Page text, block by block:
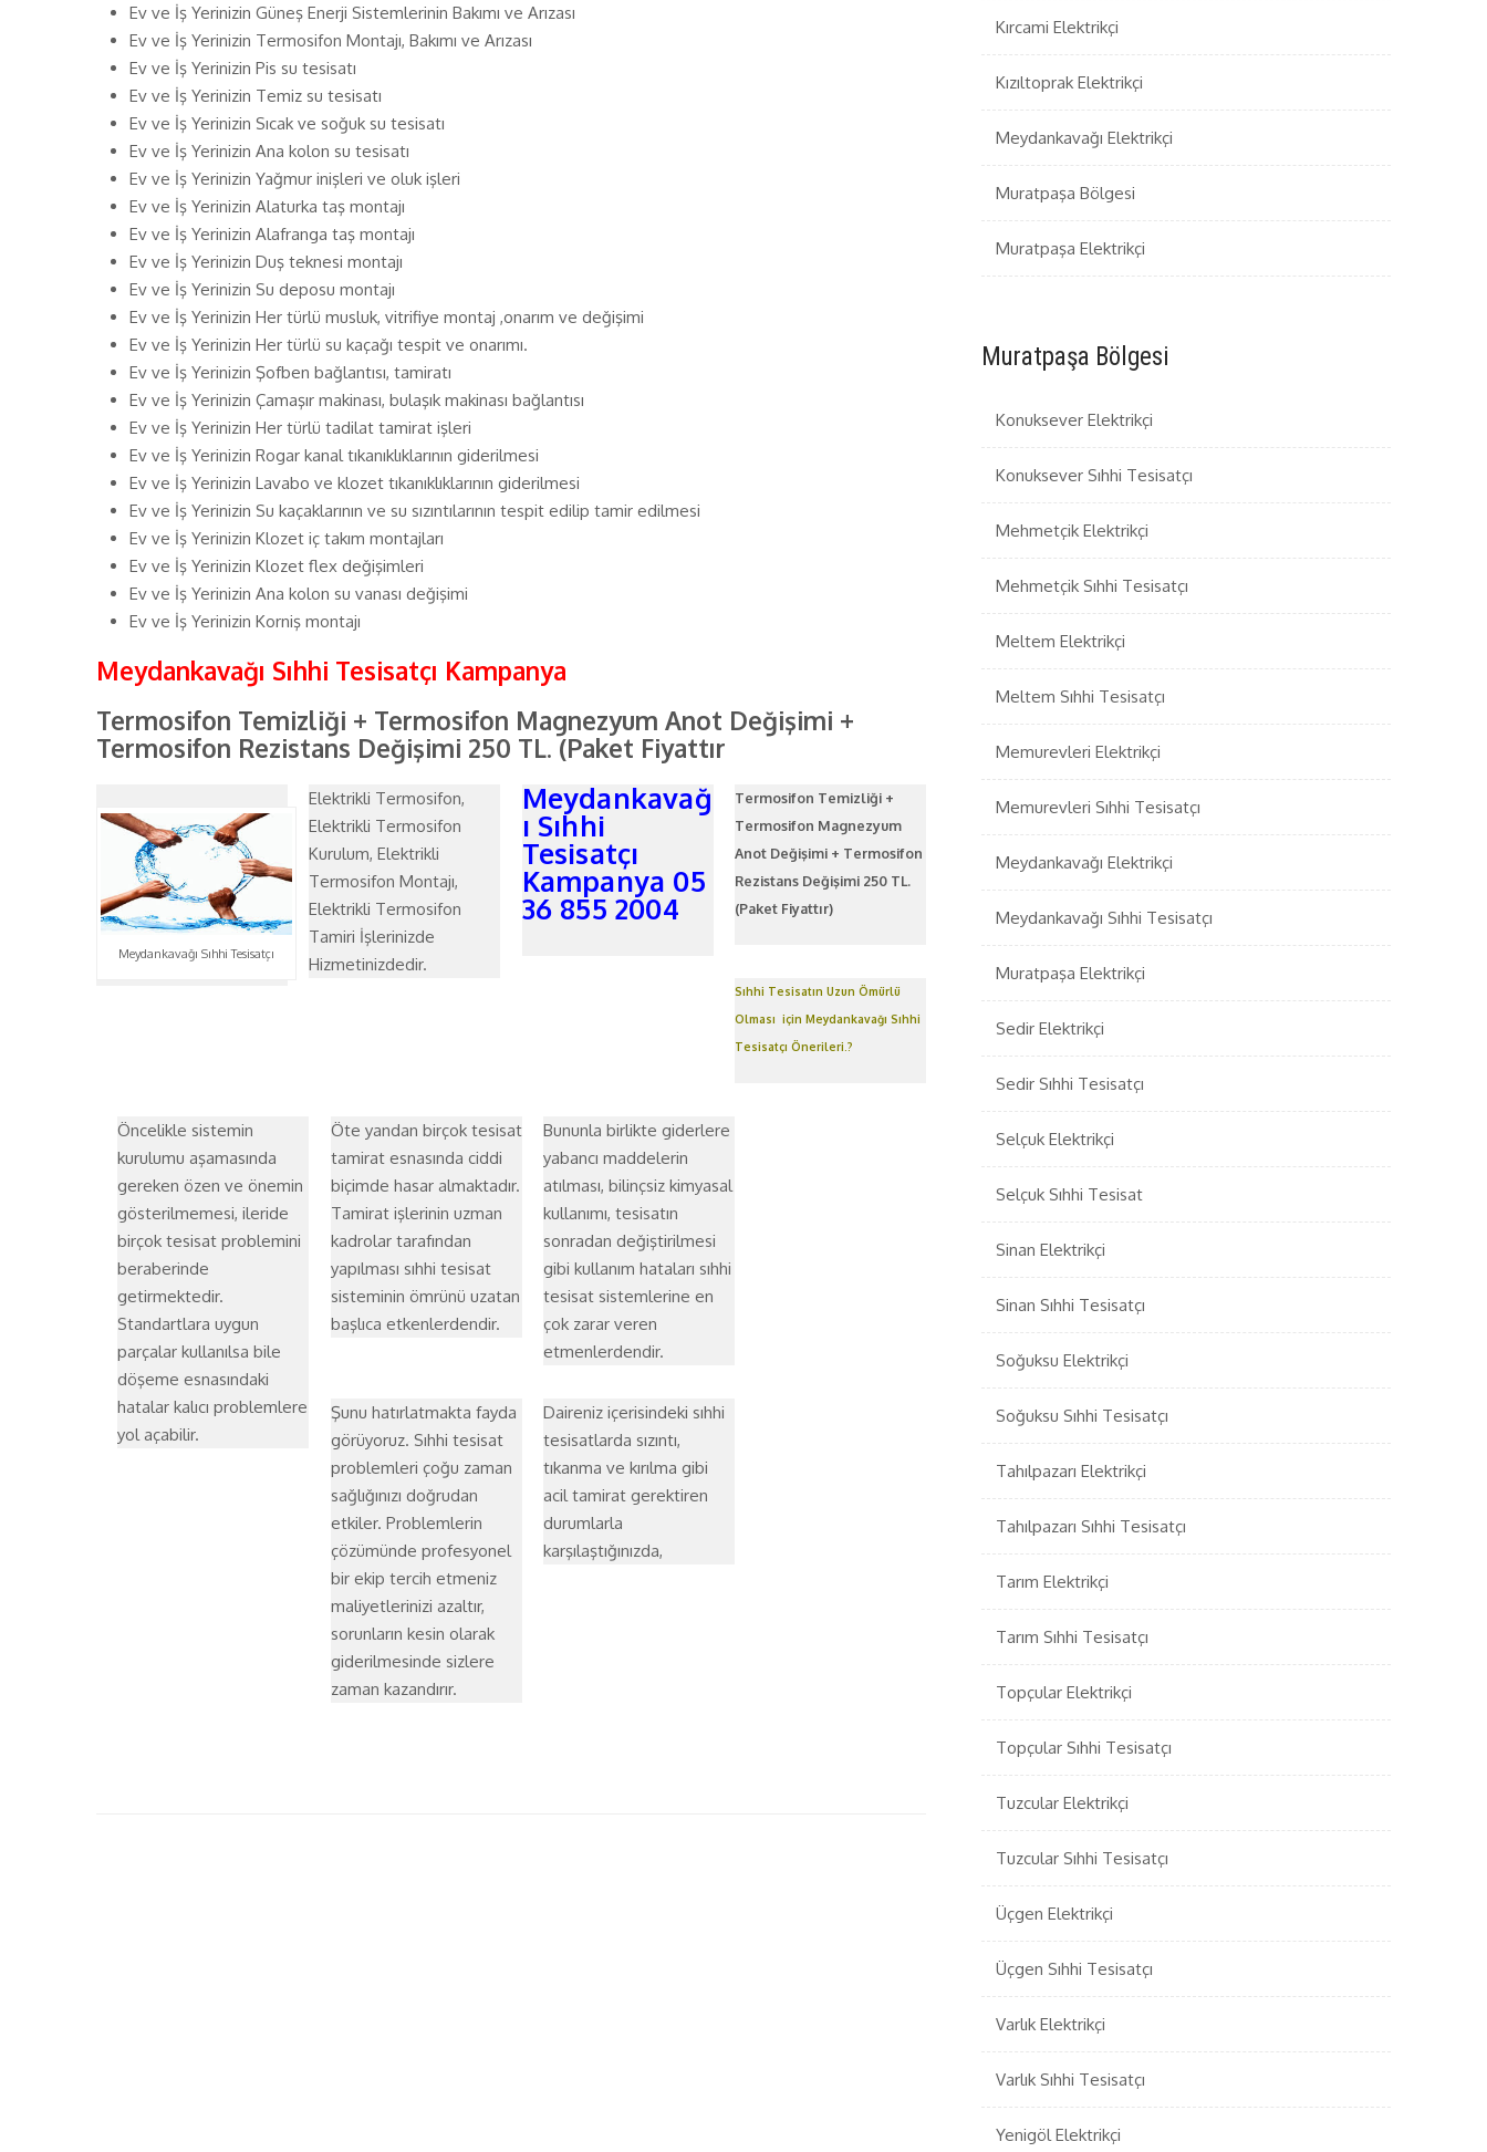
Ev ve İş Yerinizin Güneş Enerji Sistemlerinin Bakımı ve Arızası
Ev ve İş Yerinizin Termosifon Montajı, Bakımı ve Arızası
Ev ve İş Yerinizin Pis su tesisatı
Ev ve İş Yerinizin Temiz su tesisatı
Ev ve İş Yerinizin Sıcak ve soğuk su tesisatı
Ev ve İş Yerinizin Ana kolon su tesisatı
Ev ve İş Yerinizin Yağmur inişleri ve oluk işleri
Ev ve İş Yerinizin Alaturka taş montajı
Ev ve İş Yerinizin Alafranga taş montajı
Ev ve İş Yerinizin Duş teknesi montajı
Ev ve İş Yerinizin Su deposu montajı
Ev ve İş Yerinizin Her türlü musluk, vitrifiye montaj ,onarım ve değişimi
Ev ve İş Yerinizin Her türlü su kaçağı tespit ve onarımı.
Ev ve İş Yerinizin Şofben bağlantısı, tamiratı
Ev ve İş Yerinizin Çamaşır makinası, bulaşık makinası bağlantısı
Ev ve İş Yerinizin Her türlü tadilat tamirat işleri
Ev ve İş Yerinizin Rogar kanal tıkanıklıklarının giderilmesi
Ev ve İş Yerinizin Lavabo ve klozet tıkanıklıklarının giderilmesi
Ev ve İş Yerinizin Su kaçaklarının ve su sızıntılarının tespit edilip tamir edilmesi
Ev ve İş Yerinizin Klozet iç takım montajları
Ev ve İş Yerinizin Klozet flex değişimleri
Ev ve İş Yerinizin Ana kolon su vanası değişimi
Ev ve İş Yerinizin Korniş montajı
Meydankavağı Sıhhi Tesisatçı Kampanya
Termosifon Temizliği + Termosifon Magnezyum Anot Değişimi +
Termosifon Rezistans Değişimi 250 TL. (Paket Fiyattır
Meydankavağı Sıhhi Tesisatçı
Elektrikli Termosifon,
Elektrikli Termosifon
Kurulum, Elektrikli
Termosifon Montajı,
Elektrikli Termosifon
Tamiri İşlerinizde
Hizmetinizdedir.
Meydankavağ
ı Sıhhi
Tesisatçı
Kampanya 05
36 855 2004
Termosifon Temizliği +
Termosifon Magnezyum
Anot Değişimi + Termosifon
Rezistans Değişimi 250 TL.
(Paket Fiyattır)
Sıhhi Tesisatın Uzun Ömürlü
Olması için Meydankavağı Sıhhi
Tesisatçı Önerileri.?
Öncelikle sistemin
kurulumu aşamasında
gereken özen ve önemin
gösterilmemesi, ileride
birçok tesisat problemini
beraberinde
getirmektedir.
Standartlara uygun
parçalar kullanılsa bile
döşeme esnasındaki
hatalar kalıcı problemlere
yol açabilir.
Öte yandan birçok tesisat
tamirat esnasında ciddi
biçimde hasar almaktadır.
Tamirat işlerinin uzman
kadrolar tarafından
yapılması sıhhi tesisat
sisteminin ömrünü uzatan
başlıca etkenlerdendir.
Bununla birlikte giderlere
yabancı maddelerin
atılması, bilinçsiz kimyasal
kullanımı, tesisatın
sonradan değiştirilmesi
gibi kullanım hataları sıhhi
tesisat sistemlerine en
çok zarar veren
etmenlerdendir.
Şunu hatırlatmakta fayda
görüyoruz. Sıhhi tesisat
problemleri çoğu zaman
sağlığınızı doğrudan
etkiler. Problemlerin
çözümünde profesyonel
bir ekip tercih etmeniz
maliyetlerinizi azaltır,
sorunların kesin olarak
giderilmesinde sizlere
zaman kazandırır.
Daireniz içerisindeki sıhhi
tesisatlarda sızıntı,
tıkanma ve kırılma gibi
acil tamirat gerektiren
durumlarla
karşılaştığınızda,
Kırcami Elektrikçi
Kızıltoprak Elektrikçi
Meydankavağı Elektrikçi
Muratpaşa Bölgesi
Muratpaşa Elektrikçi
Muratpaşa Bölgesi
Konuksever Elektrikçi
Konuksever Sıhhi Tesisatçı
Mehmetçik Elektrikçi
Mehmetçik Sıhhi Tesisatçı
Meltem Elektrikçi
Meltem Sıhhi Tesisatçı
Memurevleri Elektrikçi
Memurevleri Sıhhi Tesisatçı
Meydankavağı Elektrikçi
Meydankavağı Sıhhi Tesisatçı
Muratpaşa Elektrikçi
Sedir Elektrikçi
Sedir Sıhhi Tesisatçı
Selçuk Elektrikçi
Selçuk Sıhhi Tesisat
Sinan Elektrikçi
Sinan Sıhhi Tesisatçı
Soğuksu Elektrikçi
Soğuksu Sıhhi Tesisatçı
Tahılpazarı Elektrikçi
Tahılpazarı Sıhhi Tesisatçı
Tarım Elektrikçi
Tarım Sıhhi Tesisatçı
Topçular Elektrikçi
Topçular Sıhhi Tesisatçı
Tuzcular Elektrikçi
Tuzcular Sıhhi Tesisatçı
Üçgen Elektrikçi
Üçgen Sıhhi Tesisatçı
Varlık Elektrikçi
Varlık Sıhhi Tesisatçı
Yenigöl Elektrikçi